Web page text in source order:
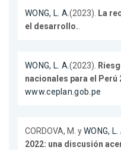
WONG, L. A.(2023). La
el desarrollo..
WONG, L. A.(2023).
nacionales para el Perú
www.ceplan.gob.pe
CORDOVA, M. yWONG, L.
2022: una discusión